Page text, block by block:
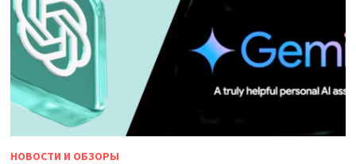
НОВОСТИ И ОБЗОРЫ